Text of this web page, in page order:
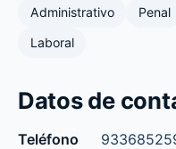
Administrativo Penal
Laboral
Datos de
Teléfono